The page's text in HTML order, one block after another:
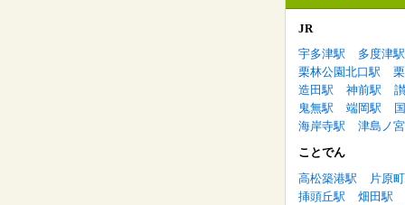
JR
宇多津駅
多度津駅
栗林公園北口駅
造田駅
神前駅
鬼無駅
端岡駅
海岸寺駅
津島ノ
ことでん
高松築港駅
片原
挿頭丘駅
畑田駅